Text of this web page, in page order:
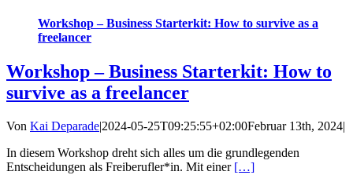
ich
Konzert
Workshop – Business Starterkit: How to survive as a
freelancer
Workshop – Business Starterkit: How to
survive as a freelancer
Von Kai Deparade|2024-05-25T09:25:55+02:00Februar 13th, 2024|
In diesem Workshop dreht sich alles um die grundlegenden
Entscheidungen als Freiberufler*in. Mit einer […]